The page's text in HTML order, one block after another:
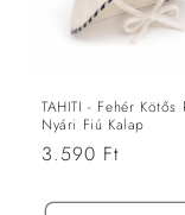
TAHITI - Fehér Kötős
Nyári Fiú Kalap
Normál
3.590 Ft